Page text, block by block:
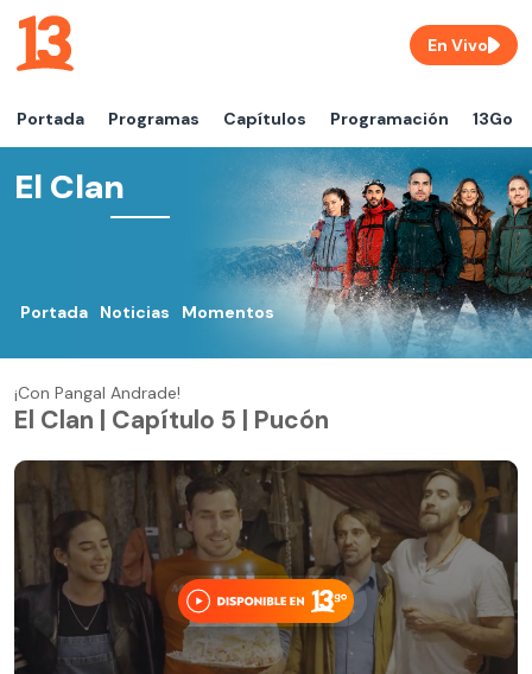
Portada Programas Capítulos Programación 13Go
En Vivo
El Clan
Portada Noticias Momentos
¡Con Pangal Andrade!
El Clan | Capítulo 5 | Pucón